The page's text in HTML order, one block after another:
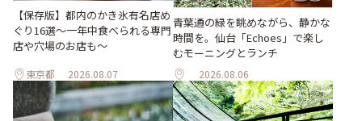
【保存版】都内のかき氷有名店め
ぐり16選～一年中食べられる専門
店や穴場のお店も～
東京都 2026.08.07
青葉通の緑を眺めながら、静かな
時間を。仙台「Echoes」で楽し
むモーニングとランチ
2026.08.06